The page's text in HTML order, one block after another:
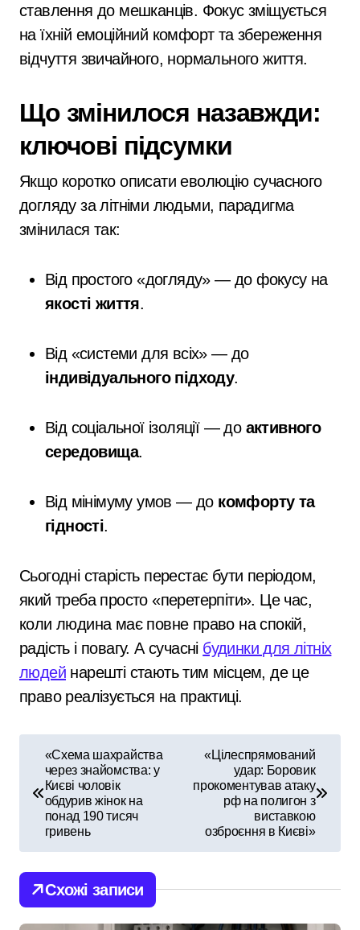
ставлення до мешканців. Фокус зміщується
на їхній емоційний комфорт та збереження
відчуття звичайного, нормального життя.
Що змінилося назавжди:
ключові підсумки
Якщо коротко описати еволюцію сучасного
догляду за літніми людьми, парадигма
змінилася так:
Від простого «догляду» — до фокусу на
якості життя.
Від «системи для всіх» — до
індивідуального підходу.
Від соціальної ізоляції — до активного
середовища.
Від мінімуму умов — до комфорту та
гідності.
Сьогодні старість перестає бути періодом,
який треба просто «перетерпіти». Це час,
коли людина має повне право на спокій,
радість і повагу. А сучасні будинки для літніх
людей нарешті стають тим місцем, де це
право реалізується на практиці.
і
г
а
«Схема шахрайства
через знайомства: у
Києві чоловік
обдурив жінок на
понад 190 тисяч
гривень
«Цілеспрямований
удар: Боровик
прокоментував атаку
рф на полигон з
виставкою
озброєння в Києві»
Схожі записи